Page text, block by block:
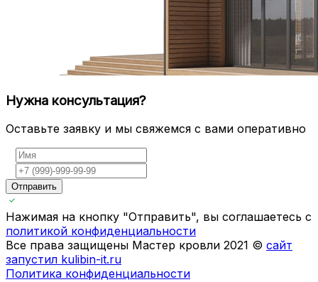
Нужна консультация?
Оставьте заявку и мы свяжемся с вами оперативно
Отправить
Нажимая на кнопку "Отправить", вы соглашаетесь с
политикой конфиденциальности
Все права защищены Мастер кровли 2021 © сайт
запустил kulibin-it.ru
Политика конфиденциальности